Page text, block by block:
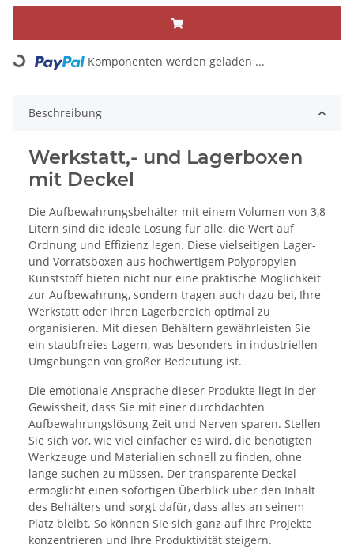
Loading... Komponenten werden geladen ...
Beschreibung
Werkstatt,- und Lagerboxen
mit Deckel
Die Aufbewahrungsbehälter mit einem Volumen von 3,8
Litern sind die ideale Lösung für alle, die Wert auf
Ordnung und Effizienz legen. Diese vielseitigen Lager-
und Vorratsboxen aus hochwertigem Polypropylen-
Kunststoff bieten nicht nur eine praktische Möglichkeit
zur Aufbewahrung, sondern tragen auch dazu bei, Ihre
Werkstatt oder Ihren Lagerbereich optimal zu
organisieren. Mit diesen Behältern gewährleisten Sie
ein staubfreies Lagern, was besonders in industriellen
Umgebungen von großer Bedeutung ist.
Die emotionale Ansprache dieser Produkte liegt in der
Gewissheit, dass Sie mit einer durchdachten
Aufbewahrungslösung Zeit und Nerven sparen. Stellen
Sie sich vor, wie viel einfacher es wird, die benötigten
Werkzeuge und Materialien schnell zu finden, ohne
lange suchen zu müssen. Der transparente Deckel
ermöglicht einen sofortigen Überblick über den Inhalt
des Behälters und sorgt dafür, dass alles an seinem
Platz bleibt. So können Sie sich ganz auf Ihre Projekte
konzentrieren und Ihre Produktivität steigern.